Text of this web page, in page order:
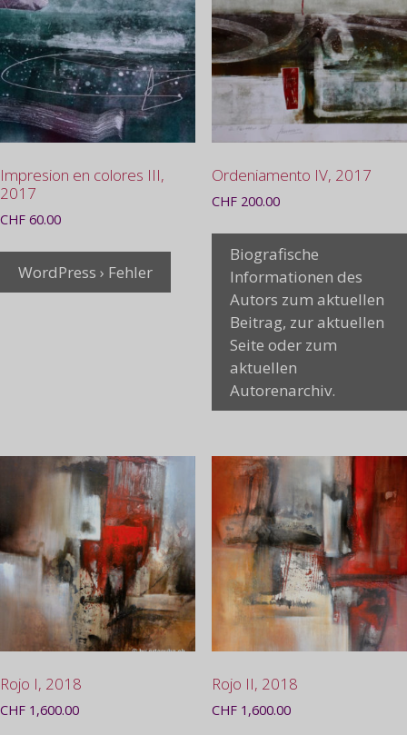
Impresion en colores III,
2017
CHF 60.00
WordPress › Fehler
Ordeniamento IV, 2017
CHF200.00
Biografische
Informationen des
Autors zum aktuellen
Beitrag, zur aktuellen
Seite oder zum
aktuellen
Autorenarchiv.
Rojo I, 2018
CHF 1,600.00
Rojo II, 2018
CHF1,600.00